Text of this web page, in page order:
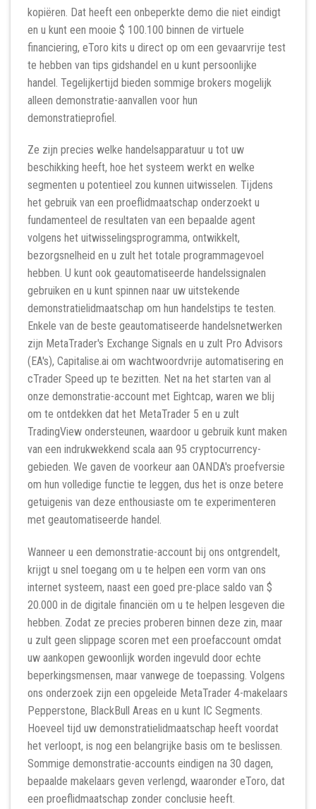
kopiëren. Dat heeft een onbeperkte demo die niet eindigt
en u kunt een mooie $ 100.100 binnen de virtuele
financiering, eToro kits u direct op om een ​​​​gevaarvrije test
te hebben van tips gidshandel en u kunt persoonlijke
handel. Tegelijkertijd bieden sommige brokers mogelijk
alleen demonstratie-aanvallen voor hun
demonstratieprofiel.
Ze zijn precies welke handelsapparatuur u tot uw
beschikking heeft, hoe het systeem werkt en welke
segmenten u potentieel zou kunnen uitwisselen. Tijdens
het gebruik van een proeflidmaatschap onderzoekt u
fundamenteel de resultaten van een bepaalde agent
volgens het uitwisselingsprogramma, ontwikkelt,
bezorgsnelheid en u zult het totale programmagevoel
hebben. U kunt ook geautomatiseerde handelssignalen
gebruiken en u kunt spinnen naar uw uitstekende
demonstratielidmaatschap om hun handelstips te testen.
Enkele van de beste geautomatiseerde handelsnetwerken
zijn MetaTrader's Exchange Signals en u zult Pro Advisors
(EA's), Capitalise.ai om wachtwoordvrije automatisering en
cTrader Speed ​​up te bezitten. Net na het starten van al
onze demonstratie-account met Eightcap, waren we blij
om te ontdekken dat het MetaTrader 5 en u zult
TradingView ondersteunen, waardoor u gebruik kunt maken
van een indrukwekkend scala aan 95 cryptocurrency-
gebieden. We gaven de voorkeur aan OANDA's proefversie
om hun volledige functie te leggen, dus het is onze betere
getuigenis van deze enthousiaste om te experimenteren
met geautomatiseerde handel.
Wanneer u een demonstratie-account bij ons ontgrendelt,
krijgt u snel toegang om u te helpen een vorm van ons
internet systeem, naast een goed pre-place saldo van $
20.000 in de digitale financiën om u te helpen lesgeven die
hebben. Zodat ze precies proberen binnen deze zin, maar
u zult geen slippage scoren met een proefaccount omdat
uw aankopen gewoonlijk worden ingevuld door echte
beperkingsmensen, maar vanwege de toepassing. Volgens
ons onderzoek zijn een opgeleide MetaTrader 4-makelaars
Pepperstone, BlackBull Areas en u kunt IC Segments.
Hoeveel tijd uw demonstratielidmaatschap heeft voordat
het verloopt, is nog een belangrijke basis om te beslissen.
Sommige demonstratie-accounts eindigen na 30 dagen,
bepaalde makelaars geven verlengd, waaronder eToro, dat
een proeflidmaatschap zonder conclusie heeft.